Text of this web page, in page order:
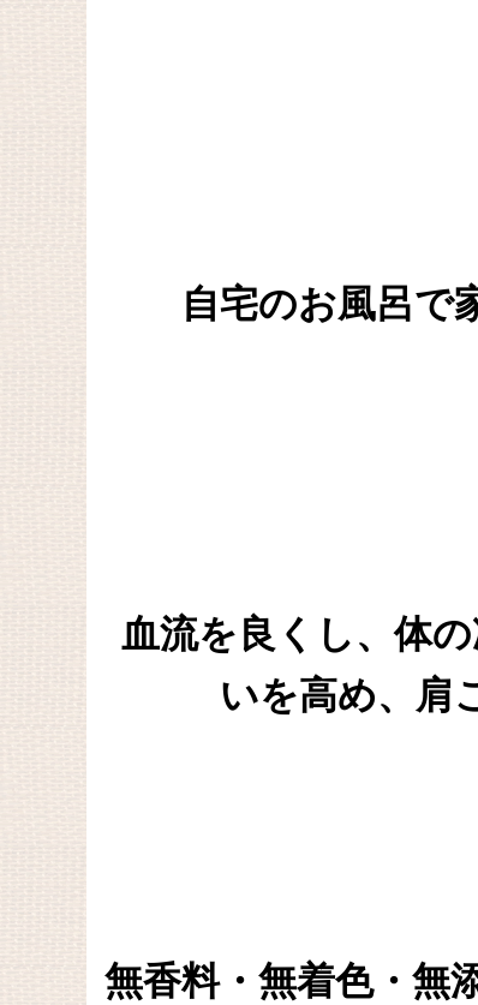
自宅のお風呂で
血流を良くし、体
いを高め、肩
無香料・無着色・無